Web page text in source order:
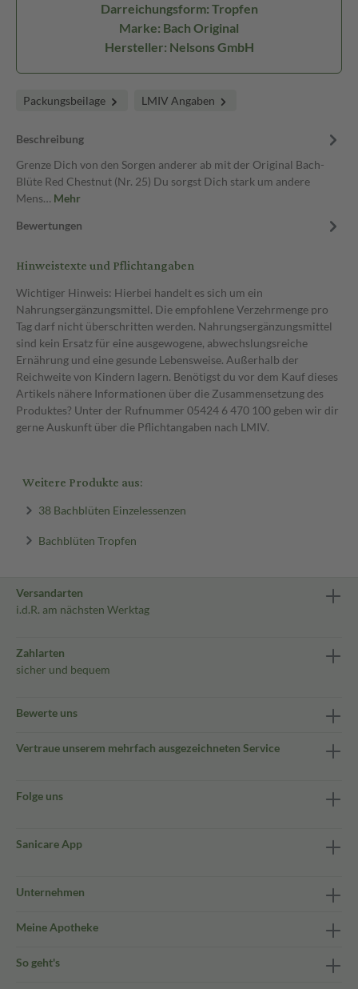
Darreichungsform: Tropfen
Marke: Bach Original
Hersteller: Nelsons GmbH
Packungsbeilage LMIV Angaben
Beschreibung
Grenze Dich von den Sorgen anderer ab mit der Original Bach-
Blüte Red Chestnut (Nr. 25) Du sorgst Dich stark um andere
Mens… Mehr
Bewertungen
Hinweistexte und Pflichtangaben
Wichtiger Hinweis: Hierbei handelt es sich um ein
Nahrungsergänzungsmittel. Die empfohlene Verzehrmenge pro
Tag darf nicht überschritten werden. Nahrungsergänzungsmittel
sind kein Ersatz für eine ausgewogene, abwechslungsreiche
Ernährung und eine gesunde Lebensweise. Außerhalb der
Reichweite von Kindern lagern. Benötigst du vor dem Kauf dieses
Artikels nähere Informationen über die Zusammensetzung des
Produktes? Unter der Rufnummer 05424 6 470 100 geben wir dir
gerne Auskunft über die Pflichtangaben nach LMIV.
Weitere Produkte aus:
38 Bachblüten Einzelessenzen
Bachblüten Tropfen
Versandarten
i.d.R. am nächsten Werktag
Zahlarten
sicher und bequem
Bewerte uns
Vertraue unserem mehrfach ausgezeichneten Service
Folge uns
Sanicare App
Unternehmen
Meine Apotheke
So geht's